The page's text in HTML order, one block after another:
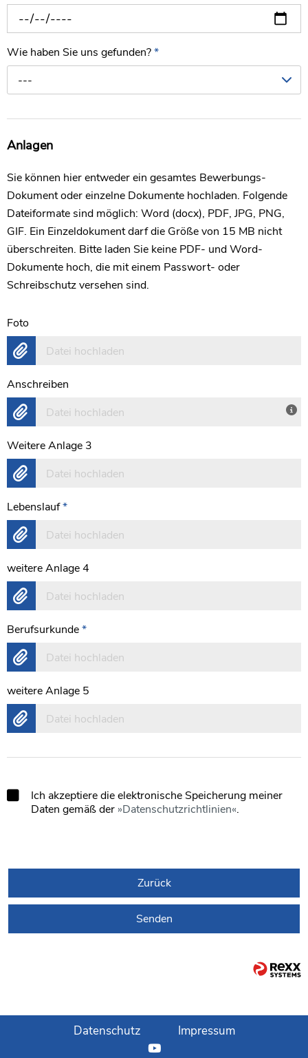
Wie haben Sie uns gefunden?*
---
Anlagen
Sie können hier entweder ein gesamtes Bewerbungs-
Dokument oder einzelne Dokumente hochladen. Folgende
Dateiformate sind möglich: Word (docx), PDF, JPG, PNG,
GIF. Ein Einzeldokument darf die Größe von 15 MB nicht
überschreiten. Bitte laden Sie keine PDF- und Word-
Dokumente hoch, die mit einem Passwort- oder
Schreibschutz versehen sind.
Foto
Datei hochladen
Anschreiben
Datei hochladen
Weitere Anlage 3
Datei hochladen
Lebenslauf*
Datei hochladen
weitere Anlage 4
Datei hochladen
Berufsurkunde*
Datei hochladen
weitere Anlage 5
Datei hochladen
Ich akzeptiere die elektronische Speicherung meiner
Daten gemäß der Datenschutzrichtlinien .
Zurück
Senden
Datenschutz Impressum